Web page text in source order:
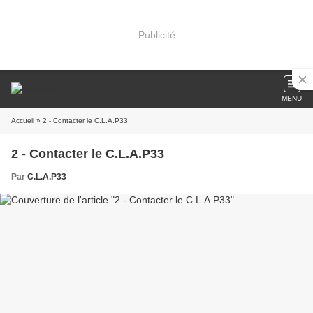
Publicité
MENU
Accueil » 2 - Contacter le C.L.A.P33
2 - Contacter le C.L.A.P33
Par C.L.A.P33